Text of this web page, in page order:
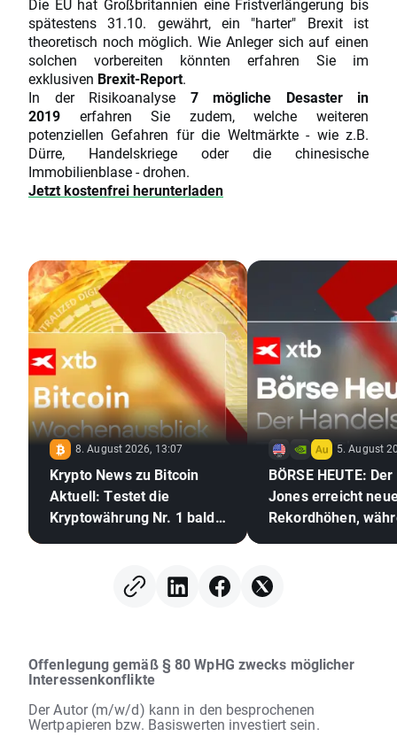
Die EU hat Großbritannien eine Fristverlängerung bis
spätestens 31.10. gewährt, ein "harter" Brexit ist
theoretisch noch möglich. Wie Anleger sich auf einen
solchen vorbereiten könnten erfahren Sie im
exklusiven Brexit-Report.
In der Risikoanalyse 7 mögliche Desaster in
2019 erfahren Sie zudem, welche weiteren
potenziellen Gefahren für die Weltmärkte - wie z.B.
Dürre, Handelskriege oder die chinesische
Immobilienblase - drohen.
Jetzt kostenfrei herunterladen
8. August 2026, 13:07
Krypto News zu Bitcoin
Aktuell: Testet die
Kryptowährung Nr. 1 bald
5. August
BÖRSE HEUTE:
Jones erreicht
Rekordhöhen,
Abkommen
Offenlegung gemäß § 80 WpHG zwecks möglicher
Interessenkonflikte
Der Autor (m/w/d) kann in den besprochenen
Wertpapieren bzw. Basiswerten investiert sein.